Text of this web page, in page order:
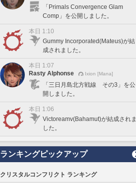
「Primals Convergence Glam
Comp」を公開しました。
本日 1:10
Gummy Incorporated(Mateus)が結
成されました。
本日 1:07
Rasty Alphonse
Ixion [Mana]
「三日月島北方戦線 その3」を公
開しました。
本日 1:06
Victoreamv(Bahamut)が結成されま
した。
ランキングピックアップ
クリスタルコンフリクト ランキング